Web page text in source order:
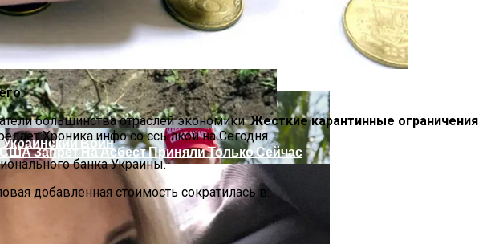
Рассчитывать Украинцы За Рубежом: Советы Для Беженцев
Запрет На Асбест Приняли Только Сейчас
Воин
большинства отраслей экономики.Жесткие карантинные ограничения
Хроника.инфо со ссылкой на Сегодня.
банка Украины.
добавленная стоимость сократилась в: